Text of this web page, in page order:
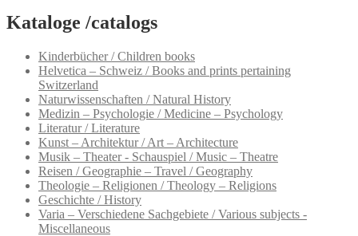
Kataloge /catalogs
Kinderbücher / Children books
Helvetica – Schweiz / Books and prints pertaining
Switzerland
Naturwissenschaften / Natural History
Medizin – Psychologie / Medicine – Psychology
Literatur / Literature
Kunst – Architektur / Art – Architecture
Musik – Theater - Schauspiel / Music – Theatre
Reisen / Geographie – Travel / Geography
Theologie – Religionen / Theology – Religions
Geschichte / History
Varia – Verschiedene Sachgebiete / Various subjects -
Miscellaneous